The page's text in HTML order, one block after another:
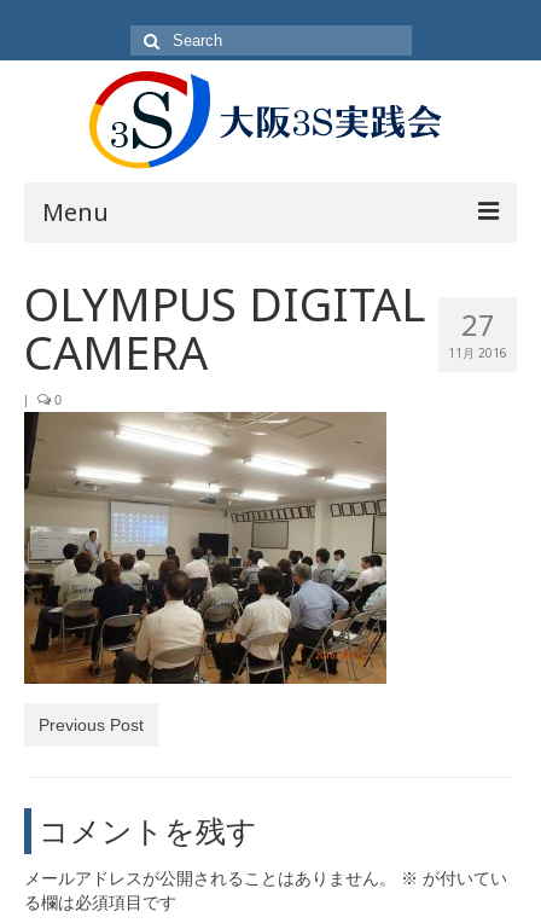
Search
for:
Menu
方針・概要
活動内容
活動日
入会方法
会員一覧
活動実績
お問い合わせ・入会
27
11月 2016
OLYMPUS DIGITAL
CAMERA
| 0
Previous Post
コメントを残す
メールアドレスが公開されることはありません。 ※ が付いてい
る欄は必須項目です